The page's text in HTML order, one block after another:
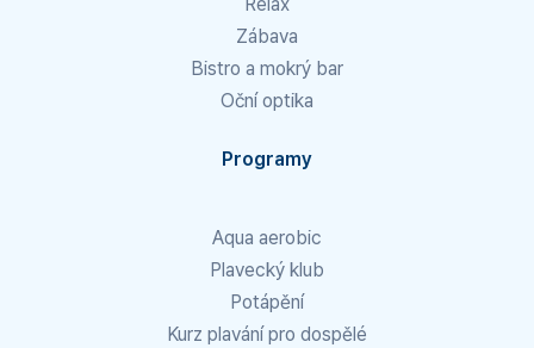
Relax
Zábava
Bistro a mokrý bar
Oční optika
Programy
Aqua aerobic
Plavecký klub
Potápění
Kurz plavání pro dospělé